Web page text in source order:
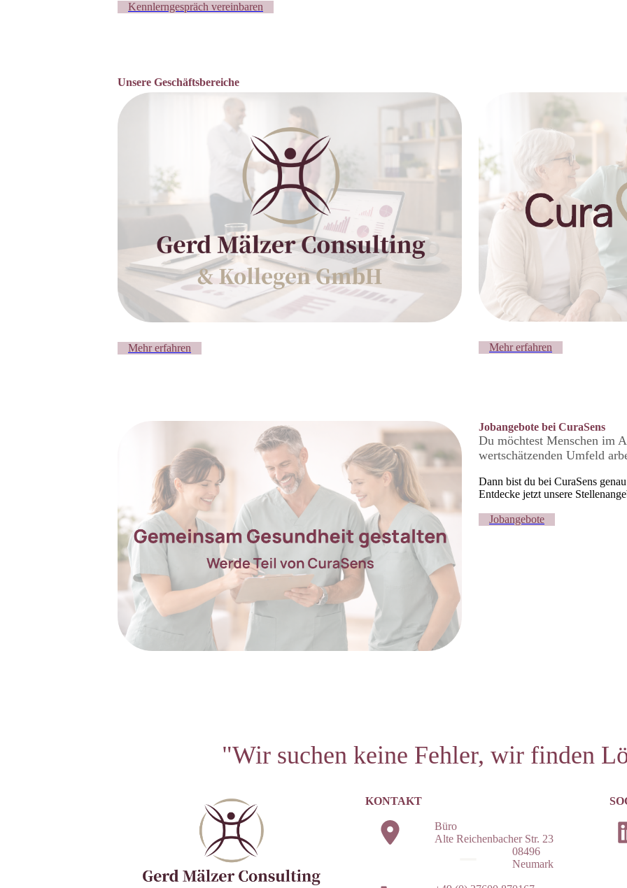
Kennlerngespräch vereinbaren
Unsere Geschäftsbereiche
Mehr erfahren Mehr erfahren
Jobangebote bei CuraSens
Du möchtest Menschen im
wertschätzenden Umfeld
Dann bist du bei CuraSens
Entdecke jetzt unsere
Jobangebote
"Wir suchen keine Fehler, wir finden
KONTAKT
Büro
Alte Reichenbacher Str. 23
08496
Neumark